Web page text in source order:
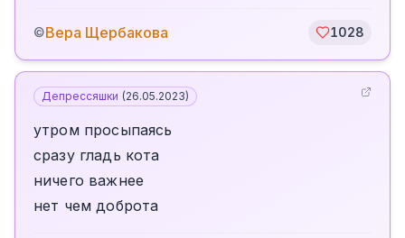
©Вера Щербакова 1028
Депрессяшки (26.05.2023)
утром просыпаясь
сразу гладь кота
ничего важнее
нет чем доброта